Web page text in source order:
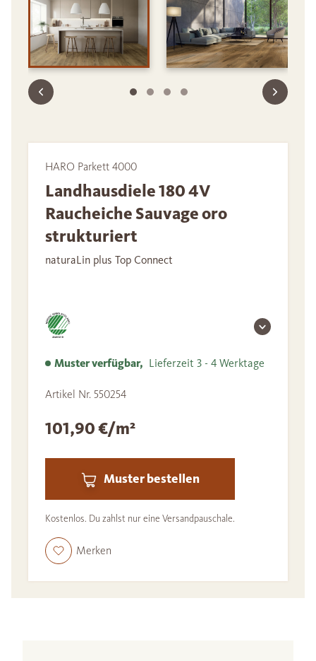
HARO Parkett 4000
Landhausdiele 180 4V
Raucheiche Sauvage oro
strukturiert
naturaLin plus Top Connect
Muster verfügbar, Lieferzeit 3 - 4 Werktage
Artikel Nr. 550254
101,90 €/m²
Muster bestellen
Kostenlos. Du zahlst nur eine Versandpauschale.
Merken